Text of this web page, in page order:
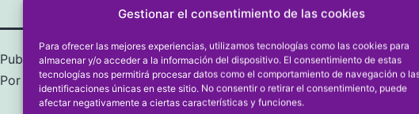
Gestionar el consentimiento de las cookies
Para ofrecer las mejores experiencias, utilizamos tecnologías como las cookies para
almacenar y/o acceder a la información del dispositivo. El consentimiento de estas
tecnologías nos permitirá procesar datos como el comportamiento de navegación o
identificaciones únicas en este sitio. No consentir o retirar el consentimiento, puede
afectar negativamente a ciertas características y funciones.
Publicada el28/01/2023
Por
fransu768718361
Categorizado